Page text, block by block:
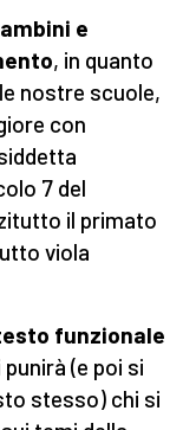
e
, in quanto
nostre scuole,
con
7 del
il primato
viola
funzionale
punirà (e poi si
stesso) chi si